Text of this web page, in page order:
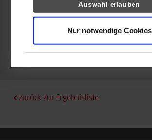
Auswahl erlauben
Nur notwendige Cookies
k.A.
zurück zur Ergebnisliste